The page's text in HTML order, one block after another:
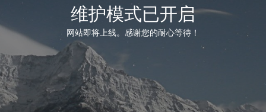
维护模式已开启
网站即将上线。感谢您的耐心等待！